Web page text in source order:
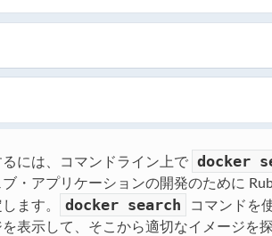
には、コマンドライン上で docker
・アプリケーションの開発のために
ます。
docker search コマンドを
表示して、そこから適切なイメージを探